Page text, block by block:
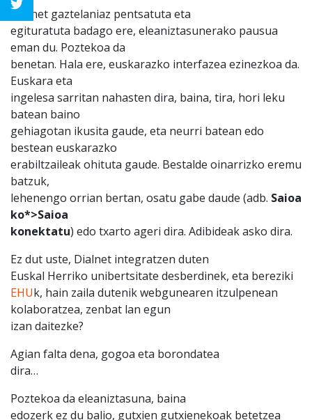
Dialnet gaztelaniaz pentsatuta eta
egituratuta badago ere, eleaniztasunerako pausua
eman du. Poztekoa da
benetan. Hala ere, euskarazko interfazea ezinezkoa da.
Euskara eta
ingelesa sarritan nahasten dira, baina, tira, hori leku
batean baino
gehiagotan ikusita gaude, eta neurri batean edo
bestean euskarazko
erabiltzaileak ohituta gaude. Bestalde oinarrizko eremu
batzuk,
lehenengo orrian bertan, osatu gabe daude (adb. Saioa
ko*>Saioa
konektatu) edo txarto ageri dira. Adibideak asko dira.
Ez dut uste, Dialnet integratzen duten
Euskal Herriko unibertsitate desberdinek, eta bereziki
EHUk, hain zaila dutenik webgunearen itzulpenean
kolaboratzea, zenbat lan egun
izan daitezke?
Agian falta dena, gogoa eta borondatea
dira…
Poztekoa da eleaniztasuna, baina
edozerk ez du balio, gutxien gutxienekoak betetzea